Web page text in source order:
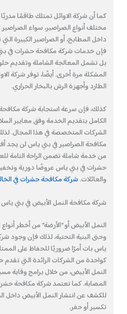
كما أن شركة الاوائل تمتلك طاقمًا مدربًا
مختلف أنواع الصراصير، سواء الصراصير
داخل المطابخ، أو الصراصير الكبيرة التي
فإن خدمات شركة مكافحة حشرات في
بل تشمل المعالجة الشاملة وتقديم
المشكلة مرة أخرى. أيضًا، توفر شركة
الطارد وأجهزة الرش بالبخار الحراري.
كذلك، فإن سرعة استجابة شركة مكافحة
الكامل بتقديم الخدمة وفق معايير
الشركات المتخصصة في هذا المجال.
مكافحة الصراصير في بني ياس لن يجد
من خدمة شاملة تضمن الراحة التامة
حشرات في بني ياس عروضًا دورية
والعائلات.شركة مكافحة حشرات في
شركة مكافحة النمل الأبيض في بني ياس
النمل الأبيض أو “الأرضة” من أخطر أنواع
وحتى البنية التحتية، لذلك فإن وجود
ياس بات أمرًا ضروريًا للحفاظ على
كواحدة من الشركات الرائدة التي تقدم
النمل الأبيض، من خلال برامج وقاية
المصابة. كما تعتمد شركة مكافحة
للكشف عن انتشار النمل الأبيض داخل
تكسير أو حفر.